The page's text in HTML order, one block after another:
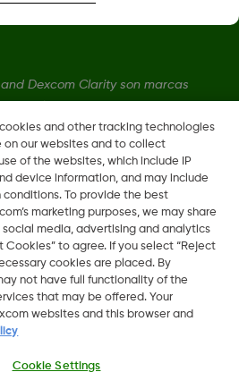
Dexcom Clarity son marcas
Ltd. Todos los derechos
and other tracking technologies
on our websites and to collect
of the websites, which include IP
device information, and may include
conditions. To provide the best
marketing purposes, we may share
media, advertising and analytics
Cookies” to agree. If you select “Reject
cookies are placed. By
not have full functionality of the
that may be offered. Your
websites and this browser and
Cookie Settings